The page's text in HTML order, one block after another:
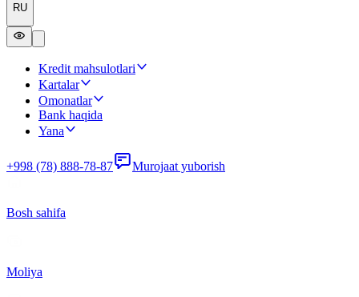
RU
Kredit mahsulotlari
Kartalar
Omonatlar
Bank haqida
Yana
+998 (78) 888-78-87 Murojaat yuborish
Bosh sahifa
Moliya